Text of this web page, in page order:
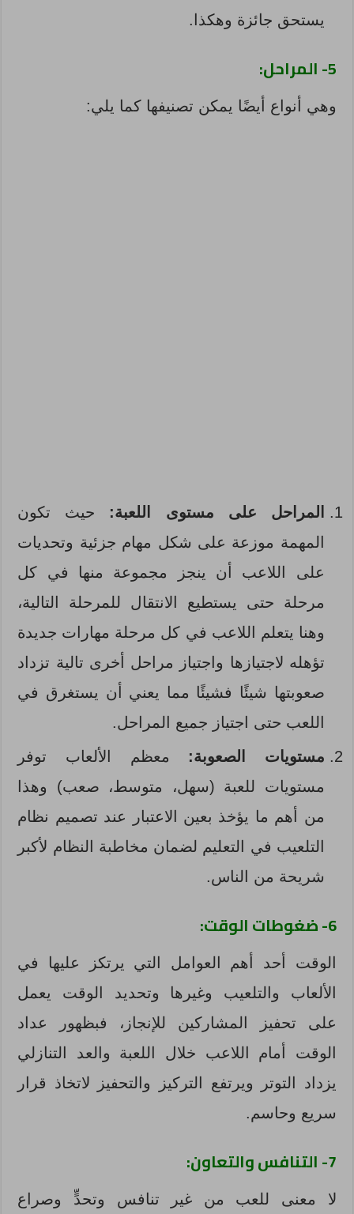
يستحق جائزة وهكذا.
5- المراحل:
وهي أنواع أيضًا يمكن تصنيفها كما يلي:
المراحل على مستوى اللعبة: حيث تكون
المهمة موزعة على شكل مهام جزئية وتحديات
على اللاعب أن ينجز مجموعة منها في كل
مرحلة حتى يستطيع الانتقال للمرحلة التالية،
وهنا يتعلم اللاعب في كل مرحلة مهارات جديدة
تؤهله لاجتيازها واجتياز مراحل أخرى تالية تزداد
صعوبتها شيئًا فشيئًا مما يعني أن يستغرق في
اللعب حتى اجتياز جميع المراحل.
مستويات الصعوبة: معظم الألعاب توفر
مستويات للعبة (سهل، متوسط، صعب) وهذا
من أهم ما يؤخذ بعين الاعتبار عند تصميم نظام
التلعيب في التعليم لضمان مخاطبة النظام لأكبر
شريحة من الناس.
6- ضغوطات الوقت:
الوقت أحد أهم العوامل التي يرتكز عليها في
الألعاب والتلعيب وغيرها وتحديد الوقت يعمل
على تحفيز المشاركين للإنجاز، فبظهور عداد
الوقت أمام اللاعب خلال اللعبة والعد التنازلي
يزداد التوتر ويرتفع التركيز والتحفيز لاتخاذ قرار
سريع وحاسم.
7- التنافس والتعاون:
لا معنى للعب من غير تنافس وتحدٍّ وصراع